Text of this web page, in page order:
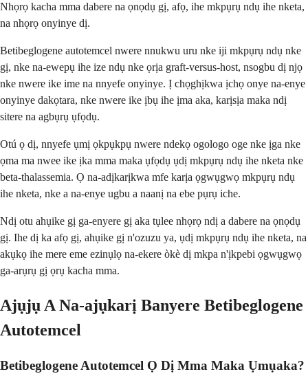
Nhọrọ kacha mma dabere na ọnọdụ gị, afọ, ihe mkpụrụ ndụ ihe nketa,
na nhọrọ onyinye dị.
Betibeglogene autotemcel nwere nnukwu uru nke iji mkpụrụ ndụ nke
gị, nke na-ewepụ ihe ize ndụ nke ọrịa graft-versus-host, nsogbu dị njọ
nke nwere ike ime na nnyefe onyinye. Ị chọghịkwa ịchọ onye na-enye
onyinye dakọtara, nke nwere ike ịbụ ihe ịma aka, karịsịa maka ndị
sitere na agbụrụ ụfọdụ.
Otú ọ dị, nnyefe ụmị ọkpụkpụ nwere ndekọ ogologo oge nke ịga nke
ọma ma nwee ike ịka mma maka ụfọdụ ụdị mkpụrụ ndụ ihe nketa nke
beta-thalassemia. Ọ na-adịkarịkwa mfe karịa ọgwụgwọ mkpụrụ ndụ
ihe nketa, nke a na-enye ugbu a naanị na ebe pụrụ iche.
Ndị otu ahụike gị ga-enyere gị aka tụlee nhọrọ ndị a dabere na ọnọdụ
gị. Ihe dị ka afọ gị, ahụike gị n'ozuzu ya, ụdị mkpụrụ ndụ ihe nketa, na
akụkọ ihe mere eme ezinụlọ na-ekere òkè dị mkpa n'ịkpebi ọgwụgwọ
ga-arụrụ gị ọrụ kacha mma.
Ajụjụ A Na-ajụkarị Banyere Betibeglogene
Autotemcel
Betibeglogene Autotemcel Ọ Dị Mma Maka Ụmụaka?